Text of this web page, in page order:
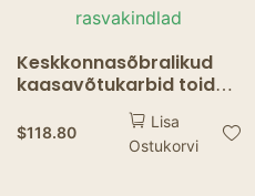
Keskkonnasõbralikud
kaasavõtukarbid toidu
pakendamiseks Stiilsed
toidukonteinerid Ohutu
mikrolaineahjuga
$118.80
Lisa
Ostukorvi